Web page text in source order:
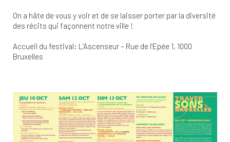
On a hâte de vous y voir et de se laisser porter par la diversité
des récits qui façonnent notre ville !
Accueil du festival: L’Ascenseur – Rue de l’Epée 1, 1000
Bruxelles